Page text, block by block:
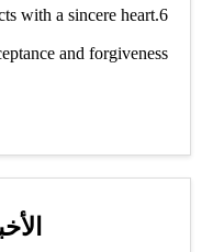
with a sincere heart
and forgiveness.